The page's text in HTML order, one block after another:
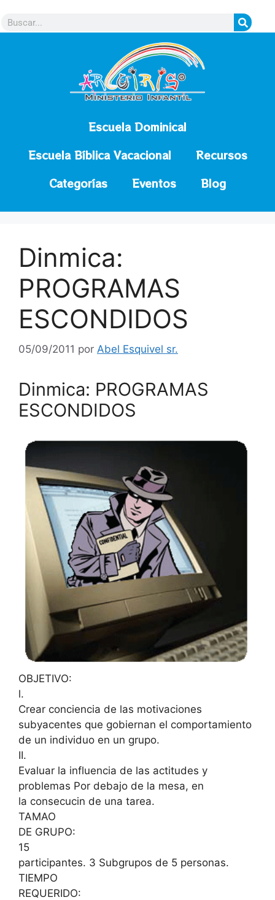
Escuela Dominical
Escuela Bíblica Vacacional
Recursos
Categorías
Eventos Blog
Dinmica:
PROGRAMAS
ESCONDIDOS
05/09/2011 por Abel Esquivel sr.
Dinmica: PROGRAMAS
ESCONDIDOS
OBJETIVO:
l.
Crear conciencia de las motivaciones
subyacentes que gobiernan el comportamiento
de un individuo en un grupo.
II.
Evaluar la influencia de las actitudes y
problemas Por debajo de la mesa, en
la consecucin de una tarea.
TAMAO
DE GRUPO:
15
participantes. 3 Subgrupos de 5 personas.
TIEMPO
REQUERIDO: